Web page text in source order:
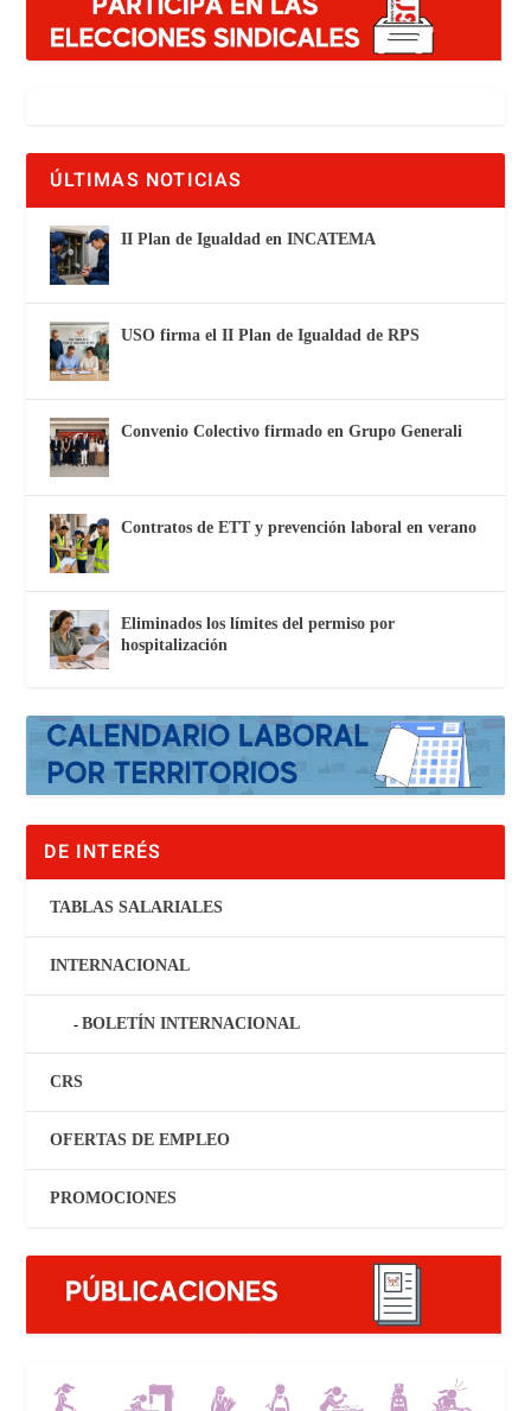
ÚLTIMAS NOTICIAS
II Plan de Igualdad en INCATEMA
USO firma el II Plan de Igualdad de RPS
Convenio Colectivo firmado en Grupo Generali
Contratos de ETT y prevención laboral en verano
Eliminados los límites del permiso por
hospitalización
DE INTERÉS
TABLAS SALARIALES
INTERNACIONAL
BOLETÍN INTERNACIONAL
CRS
OFERTAS DE EMPLEO
PROMOCIONES